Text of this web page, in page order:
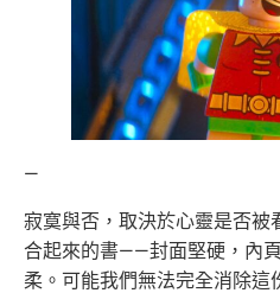
—
寂寞與否，取決於心靈是否被
合起來的書——封面堅硬，內
柔。可能我們無法完全消除這